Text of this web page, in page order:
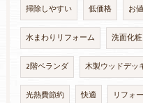
掃除しやすい 低価格 お
水まわりリフォーム 洗面化
2階ベランダ 木製ウッドデッ
光熱費節約 快適 リフォ